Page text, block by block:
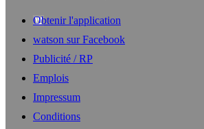
Obtenir l'application
watson sur Facebook
Publicité / RP
Emplois
Impressum
Conditions